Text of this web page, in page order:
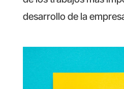
desarrollo de la